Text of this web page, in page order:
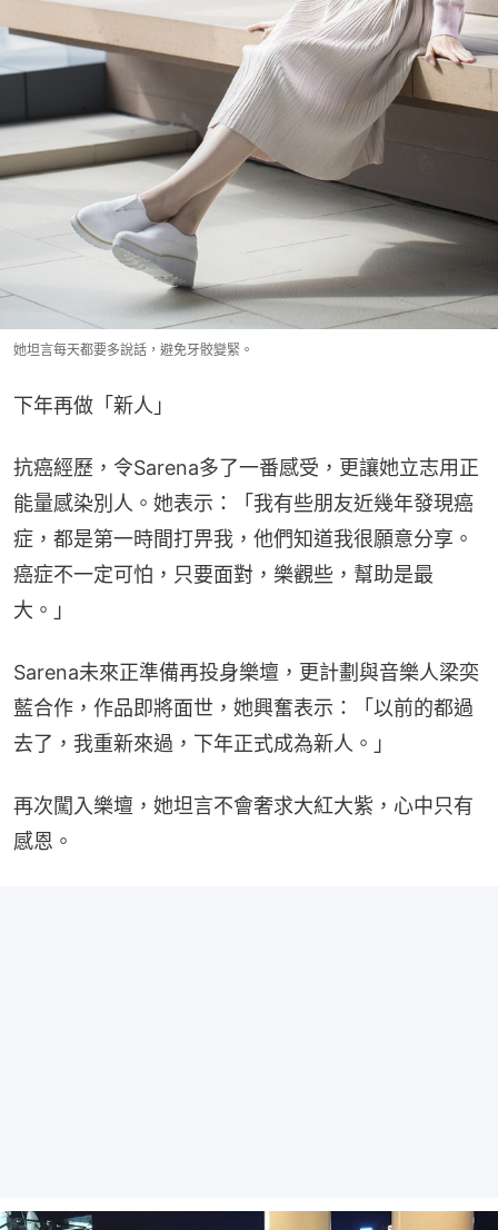
她坦言每天都要多說話，避免牙骹變緊。
下年再做「新人」
抗癌經歷，令Sarena多了一番感受，更讓她立志用正
能量感染別人。她表示：「我有些朋友近幾年發現癌
症，都是第一時間打畀我，他們知道我很願意分享。
癌症不一定可怕，只要面對，樂觀些，幫助是最
大。」
Sarena未來正準備再投身樂壇，更計劃與音樂人梁奕
藍合作，作品即將面世，她興奮表示：「以前的都過
去了，我重新來過，下年正式成為新人。」
再次闖入樂壇，她坦言不會奢求大紅大紫，心中只有
感恩。